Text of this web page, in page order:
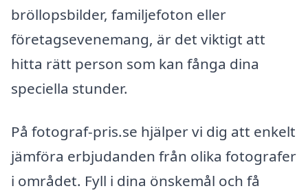
bröllopsbilder, familjefoton eller
företagsevenemang, är det viktigt att
hitta rätt person som kan fånga dina
speciella stunder.
På fotograf-pris.se hjälper vi dig att enkelt
jämföra erbjudanden från olika fotografer
i området. Fyll i dina önskemål och få